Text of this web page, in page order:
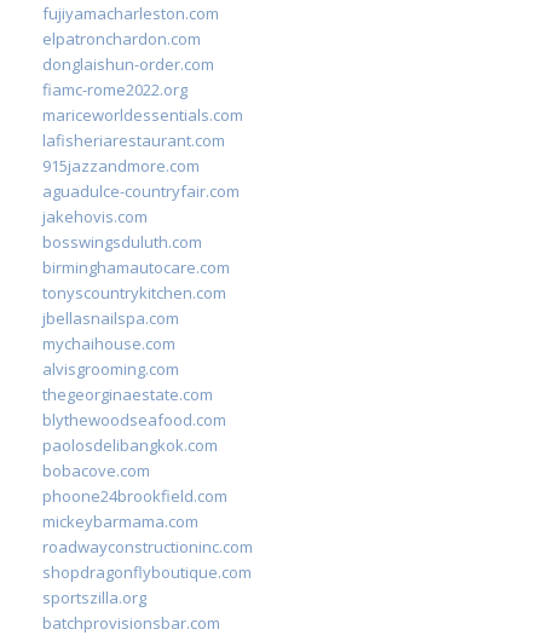
fujiyamacharleston.com
elpatronchardon.com
donglaishun-order.com
fiamc-rome2022.org
mariceworldessentials.com
lafisheriarestaurant.com
915jazzandmore.com
aguadulce-countryfair.com
jakehovis.com
bosswingsduluth.com
birminghamautocare.com
tonyscountrykitchen.com
jbellasnailspa.com
mychaihouse.com
alvisgrooming.com
thegeorginaestate.com
blythewoodseafood.com
paolosdelibangkok.com
bobacove.com
phoone24brookfield.com
mickeybarmama.com
roadwayconstructioninc.com
shopdragonflyboutique.com
sportszilla.org
batchprovisionsbar.com